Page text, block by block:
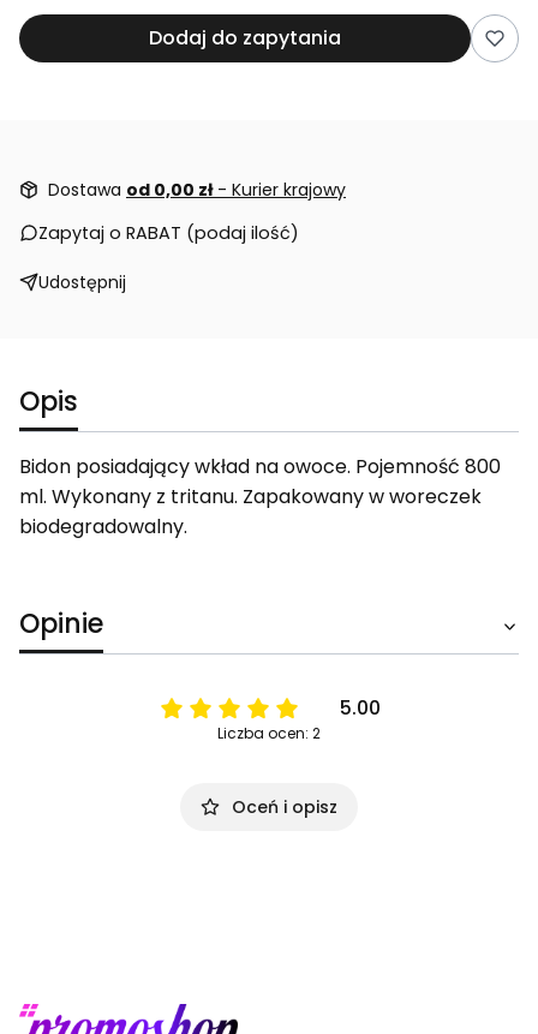
Dodaj do zapytania
Dostawa od 0,00 zł - Kurier krajowy
Zapytaj o RABAT (podaj ilość)
Udostępnij
Opis
Bidon posiadający wkład na owoce. Pojemność 800
ml. Wykonany z tritanu. Zapakowany w woreczek
biodegradowalny.
Opinie
5.00
Liczba ocen: 2
Oceń i opisz